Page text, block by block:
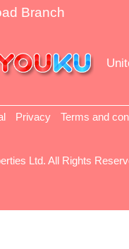
Branch
Privacy Terms and
Ltd. All Rights